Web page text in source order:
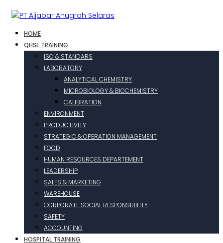
HOME
QHSE TRAINING
ISO & STANDARS
LABORATORY
ANALYTICAL CHEMISTRY
MICROBIOLOGY & BIOCHEMISTRY
CALIBRATION
ENVIRONMENT
PRODUCTIVITY
STRATEGIC & OPERATION MANAGEMENT
FOOD
HUMAN RESOURCES DEPARTEMENT
LEADERSHIP
SALES & MARKETING
WAREHOUSE
CORPORATE SOCIAL RESPONSIBILITY
SAFETY
ACCOUNTING
HOSPITAL TRAINING